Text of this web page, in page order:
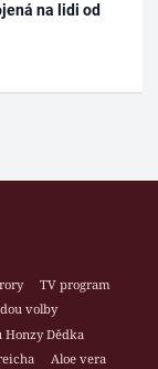
na lidi od
TV program
volby
Honzy Dědka
Aloe vera